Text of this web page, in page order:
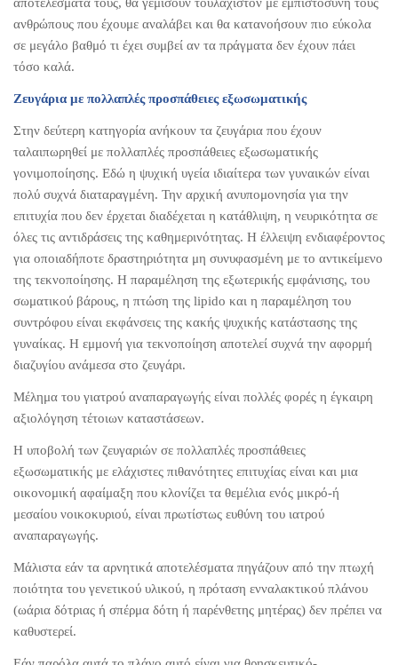
αποτελέσματα τους, θα γεμίσουν τουλάχιστον με εμπιστοσύνη τους
ανθρώπους που έχουμε αναλάβει και θα κατανοήσουν πιο εύκολα
σε μεγάλο βαθμό τι έχει συμβεί αν τα πράγματα δεν έχουν πάει
τόσο καλά.
Ζευγάρια με πολλαπλές προσπάθειες εξωσωματικής
Στην δεύτερη κατηγορία ανήκουν τα ζευγάρια που έχουν
ταλαιπωρηθεί με πολλαπλές προσπάθειες εξωσωματικής
γονιμοποίησης. Εδώ η ψυχική υγεία ιδιαίτερα των γυναικών είναι
πολύ συχνά διαταραγμένη. Την αρχική ανυπομονησία για την
επιτυχία που δεν έρχεται διαδέχεται η κατάθλιψη, η νευρικότητα σε
όλες τις αντιδράσεις της καθημερινότητας. Η έλλειψη ενδιαφέροντος
για οποιαδήποτε δραστηριότητα μη συνυφασμένη με το αντικείμενο
της τεκνοποίησης. Η παραμέληση της εξωτερικής εμφάνισης, του
σωματικού βάρους, η πτώση της lipido και η παραμέληση του
συντρόφου είναι εκφάνσεις της κακής ψυχικής κατάστασης της
γυναίκας. Η εμμονή για τεκνοποίηση αποτελεί συχνά την αφορμή
διαζυγίου ανάμεσα στο ζευγάρι.
Μέλημα του γιατρού αναπαραγωγής είναι πολλές φορές η έγκαιρη
αξιολόγηση τέτοιων καταστάσεων.
Η υποβολή των ζευγαριών σε πολλαπλές προσπάθειες
εξωσωματικής με ελάχιστες πιθανότητες επιτυχίας είναι και μια
οικονομική αφαίμαξη που κλονίζει τα θεμέλια ενός μικρό-ή
μεσαίου νοικοκυριού, είναι πρωτίστως ευθύνη του ιατρού
αναπαραγωγής.
Μάλιστα εάν τα αρνητικά αποτελέσματα πηγάζουν από την πτωχή
ποιότητα του γενετικού υλικού, η πρόταση ενναλακτικού πλάνου
(ωάρια δότριας ή σπέρμα δότη ή παρένθετης μητέρας) δεν πρέπει να
καθυστερεί.